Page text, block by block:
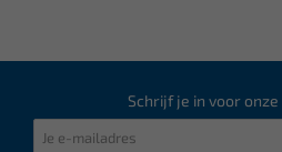
Schrijf je in voor onze